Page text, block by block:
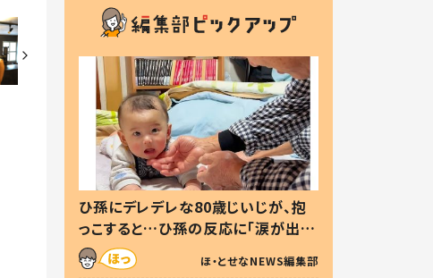
ひ孫にデレデレな80歳じいじが、抱
っこすると…ひ孫の反応に「涙が出ま
した」「可愛くて仕方ない」
ほ・とせなNEWS編集部